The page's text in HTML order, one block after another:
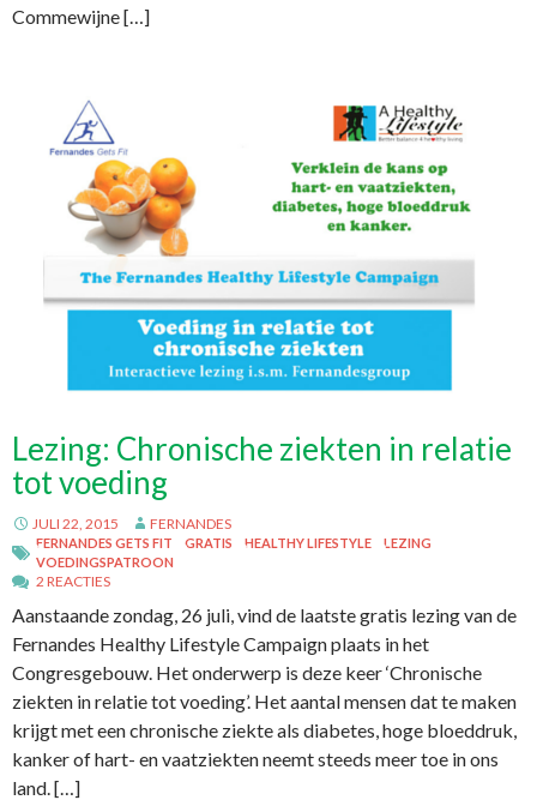
Commewijne […]
Lezing: Chronische ziekten in relatie
tot voeding
JULI 22, 2015 FERNANDES
FERNANDES GETS FIT GRATIS HEALTHY LIFESTYLE
LEZING
VOEDINGSPATROON
2 REACTIES
Aanstaande zondag, 26 juli, vind de laatste gratis lezing van de
Fernandes Healthy Lifestyle Campaign plaats in het
Congresgebouw. Het onderwerp is deze keer ‘Chronische
ziekten in relatie tot voeding’. Het aantal mensen dat te maken
krijgt met een chronische ziekte als diabetes, hoge bloeddruk,
kanker of hart- en vaatziekten neemt steeds meer toe in ons
land. […]